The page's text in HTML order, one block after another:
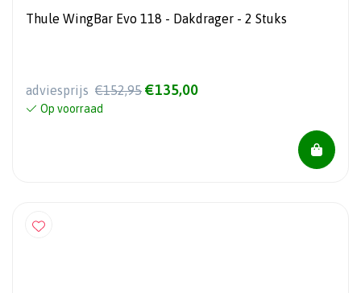
Thule WingBar Evo 118 - Dakdrager - 2 Stuks
adviesprijs €152,95 €135,00
Op voorraad